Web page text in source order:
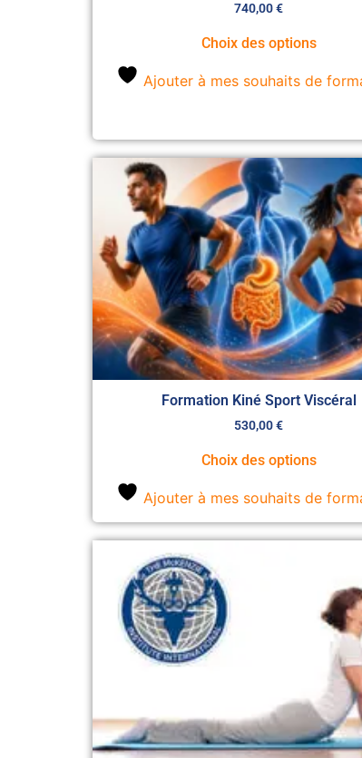
740,00€
Choix des options
Ajouter à mes souhaits de
Formation Kiné Sport Viscéral
530,00€
Choix des options
Ajouter à mes souhaits de